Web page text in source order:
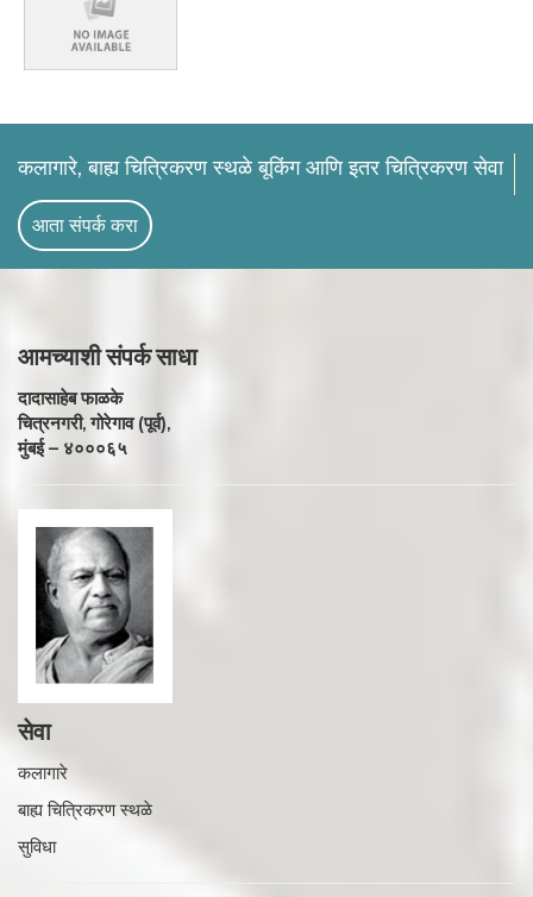
कलागारे, बाह्य चित्रिकरण स्थळे बूकिंग आणि इतर चित्रिकरण सेवा
आता संपर्क करा
आमच्याशीसंपर्क साधा
दादासाहेब फाळके
चित्रनगरी, गोरेगाव (पूर्व),
मुंबई – ४०००६५
सेवा
कलागारे
बाह्य चित्रिकरण स्थळे
सुविधा